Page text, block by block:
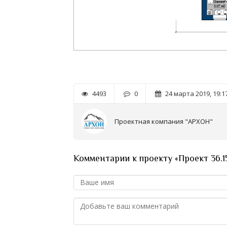
4493 0 24 марта 2019,
Проектная компания "АРХОН"
Комментарии к проекту «Проект